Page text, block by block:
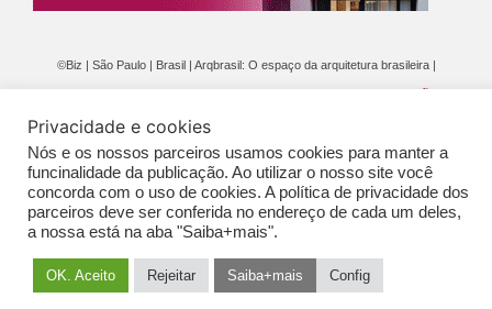
©Biz | São Paulo | Brasil | Arqbrasil: O espaço da arquitetura brasileira |
GERAIS DE PUBLICAÇÃO (CGP
Privacidade e cookies
Nós e os nossos parceiros usamos cookies para manter a
funcinalidade da publicação. Ao utilizar o nosso site você
concorda com o uso de cookies. A política de privacidade dos
parceiros deve ser conferida no endereço de cada um deles,
a nossa está na aba "Saiba+mais".
OK. Aceito Rejeitar Saiba+mais Config